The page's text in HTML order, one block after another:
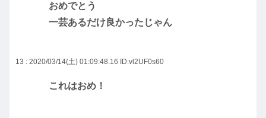
おめでとう
一芸あるだけ良かったじゃん
13 : 2020/03/14(土) 01:09:48.16 ID:vl2UF0s60
これはおめ！